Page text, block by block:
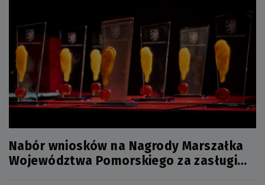
Nabór wniosków na Nagrody Marszałka
Województwa Pomorskiego za zasługi